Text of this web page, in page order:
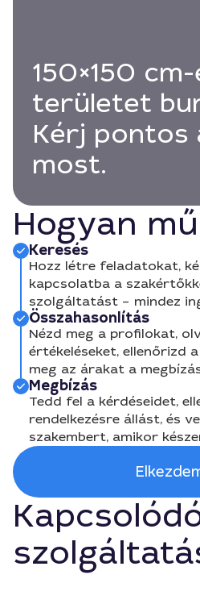
150×150
területet
Kérj pontos
most.
Hogyan
Keresés
Hozz létre feladatokat,
kapcsolatba a
szolgáltatást – mindez
Összahasonlítás
Nézd meg a profilokat,
értékeléseket, ellenőrizd
meg az árakat a
Megbízás
Tedd fel a kérdéseidet,
rendelkezésre állást, és
szakembert, amikor